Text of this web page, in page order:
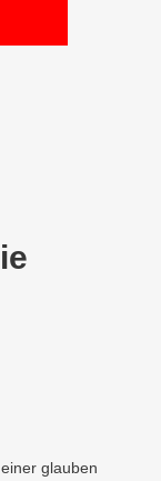
glauben